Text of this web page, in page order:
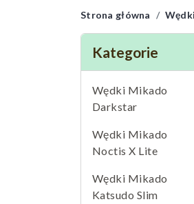
Strona główna Wędki
Kategorie
Wędki Mikado
Darkstar
Wędki Mikado
Noctis X Lite
Wędki Mikado
Katsudo Slim